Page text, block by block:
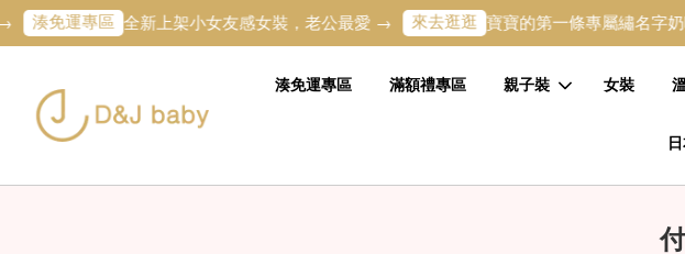
湊免運專區 全新上架小女友感女裝，老公最愛 → 來去逛逛 寶寶的第一條專屬繡名字奶
湊免運專區 滿額禮專區 親子裝 女裝